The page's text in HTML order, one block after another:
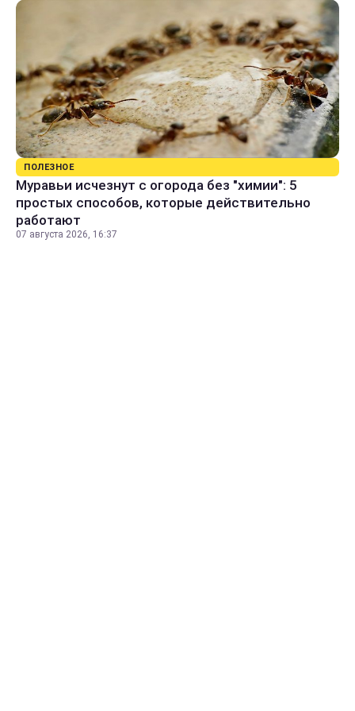
ПОЛЕЗНОЕ
Муравьи исчезнут с огорода без "химии": 5
простых способов, которые действительно
работают
07 августа 2026, 16:37